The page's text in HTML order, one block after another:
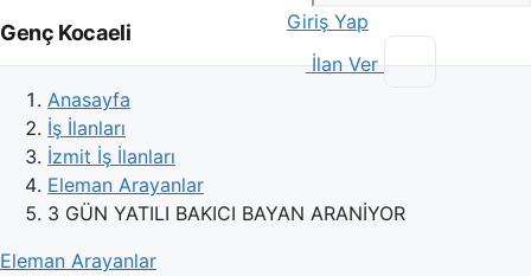
Genç Kocaeli
Giriş Yap
İlan Ver
Anasayfa
İş İlanları
İzmit İş İlanları
Eleman Arayanlar
3 GÜN YATILI BAKICI BAYAN ARANİYOR
Eleman Arayanlar